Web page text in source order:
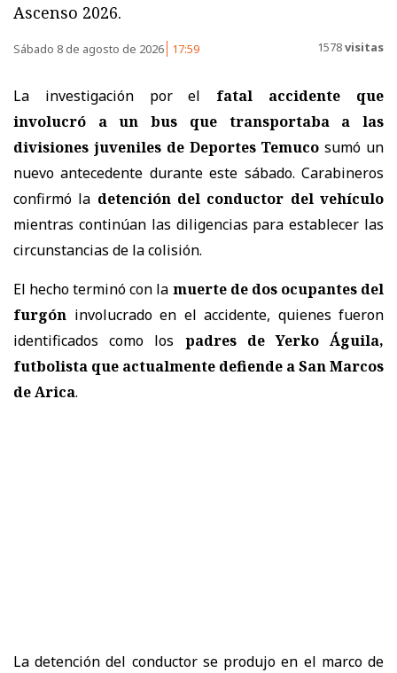
Ascenso 2026.
Sábado 8 de agosto de 2026 17:59 1578visitas
La investigación por el fatal accidente que
involucró a un bus que transportaba a las
divisiones juveniles de Deportes Temuco sumó un
nuevo antecedente durante este sábado. Carabineros
confirmó la detención del conductor del vehículo
mientras continúan las diligencias para establecer las
circunstancias de la colisión.
El hecho terminó con la muerte de dos ocupantes del
furgón involucrado en el accidente, quienes fueron
identificados como los padres de Yerko Águila,
futbolista que actualmente defiende a San Marcos
de Arica.
La detención del conductor se produjo en el marco de